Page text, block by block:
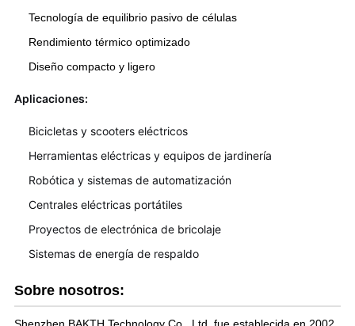
Tecnología de equilibrio pasivo de células
Rendimiento térmico optimizado
Diseño compacto y ligero
Aplicaciones:
Bicicletas y scooters eléctricos
Herramientas eléctricas y equipos de jardinería
Robótica y sistemas de automatización
Centrales eléctricas portátiles
Proyectos de electrónica de bricolaje
Sistemas de energía de respaldo
Sobre nosotros:
Shenzhen BAKTH Technology Co., Ltd. fue establecida en 2002.